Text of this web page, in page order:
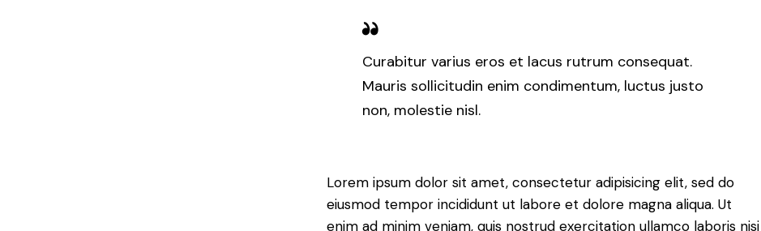
Curabitur varius eros et lacus rutrum consequat.
Mauris sollicitudin enim condimentum, luctus justo
non, molestie nisl.
Lorem ipsum dolor sit amet, consectetur adipisicing elit, sed do
eiusmod tempor incididunt ut labore et dolore magna aliqua. Ut
enim ad minim veniam, quis nostrud exercitation ullamco laboris nisi